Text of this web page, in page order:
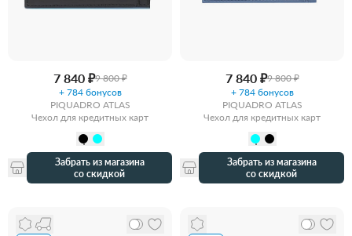
7 840 ₽9 800 ₽
+ 784 бонусов
PIQUADRO ATLAS
Чехол для кредитных карт
Забрать из магазина
со скидкой
7 840 ₽9 800 ₽
+ 784 бонусов
PIQUADRO ATLAS
Чехол для кредитных карт
Забрать из магазина
со скидкой